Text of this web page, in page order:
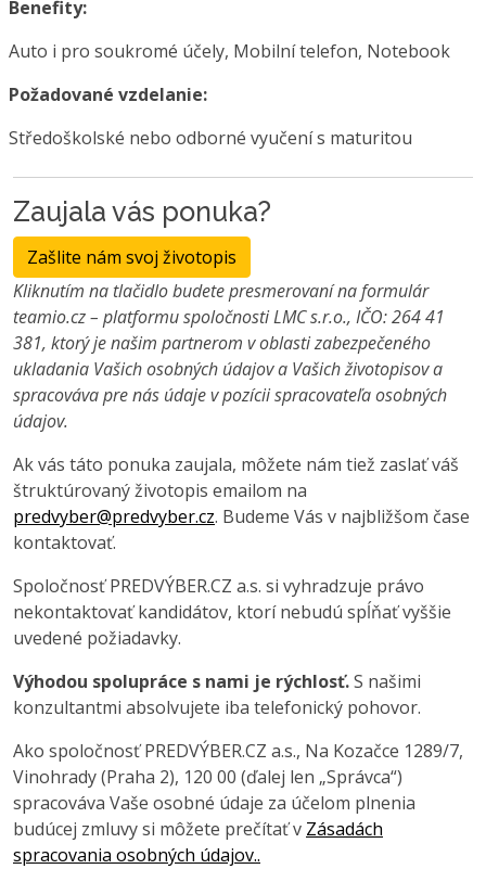
Benefity:
Auto i pro soukromé účely, Mobilní telefon, Notebook
Požadované vzdelanie:
Středoškolské nebo odborné vyučení s maturitou
Zaujala vás ponuka?
Zašlite nám svoj životopis
Kliknutím na tlačidlo budete presmerovaní na formulár
teamio.cz – platformu spoločnosti LMC s.r.o., IČO: 264 41
381, ktorý je našim partnerom v oblasti zabezpečeného
ukladania Vašich osobných údajov a Vašich životopisov a
spracováva pre nás údaje v pozícii spracovateľa osobných
údajov.
Ak vás táto ponuka zaujala, môžete nám tiež zaslať váš
štruktúrovaný životopis emailom na
predvyber@predvyber.cz. Budeme Vás v najbližšom čase
kontaktovať.
Spoločnosť PREDVÝBER.CZ a.s. si vyhradzuje právo
nekontaktovať kandidátov, ktorí nebudú spĺňať vyššie
uvedené požiadavky.
Výhodou spolupráce s nami je rýchlosť.S našimi
konzultantmi absolvujete iba telefonický pohovor.
Ako spoločnosť PREDVÝBER.CZ a.s., Na Kozačce 1289/7,
Vinohrady (Praha 2), 120 00 (ďalej len „Správca“)
spracováva Vaše osobné údaje za účelom plnenia
budúcej zmluvy si môžete prečítať v Zásadách
spracovania osobných údajov..